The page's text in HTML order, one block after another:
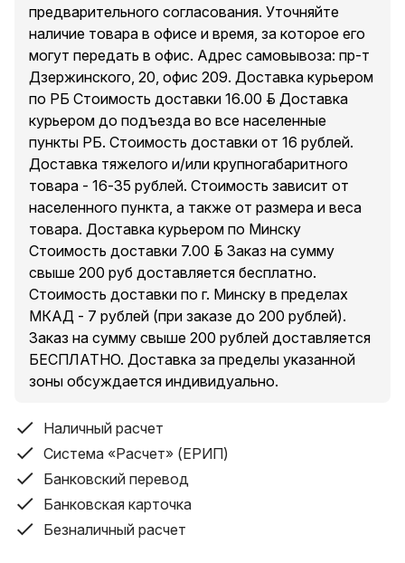
предварительного согласования. Уточняйте
наличие товара в офисе и время, за которое его
могут передать в офис. Адрес самовывоза: пр-т
Дзержинского, 20, офис 209. Доставка курьером
по РБ Стоимость доставки 16.00 руб. Доставка
курьером до подъезда во все населенные
пункты РБ. Стоимость доставки от 16 рублей.
Доставка тяжелого и/или крупногабаритного
товара - 16-35 рублей. Стоимость зависит от
населенного пункта, а также от размера и веса
товара. Доставка курьером по Минску
Стоимость доставки 7.00 руб. Заказ на сумму
свыше 200 руб доставляется бесплатно.
Стоимость доставки по г. Минску в пределах
МКАД - 7 рублей (при заказе до 200 рублей).
Заказ на сумму свыше 200 рублей доставляется
БЕСПЛАТНО. Доставка за пределы указанной
зоны обсуждается индивидуально.
Наличный расчет
Система «Расчет» (ЕРИП)
Банковский перевод
Банковская карточка
Безналичный расчет